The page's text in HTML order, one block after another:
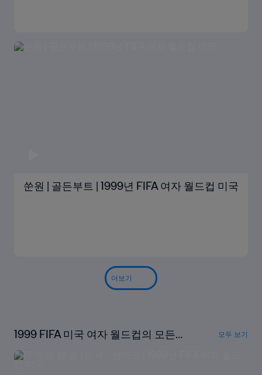
쑨원 | 골든부트 | 1999년 FIFA 여자 월드컵 미국
더보기
1999 FIFA 미국 여자 월드컵의 모든
골 시청하기
모두 보기